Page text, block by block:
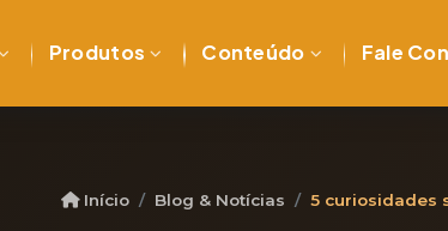
Produtos Conteúdo Fale
Início Blog & Notícias 5 curiosidades